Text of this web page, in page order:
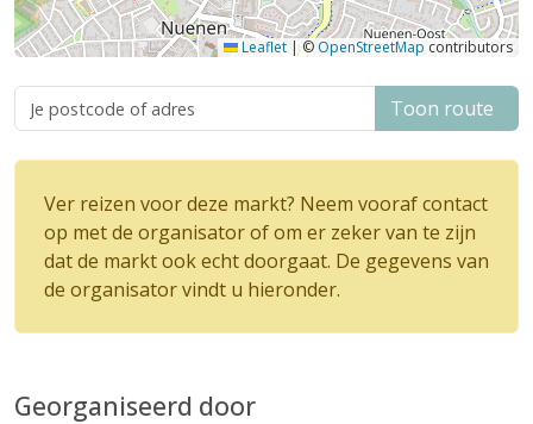
Leaflet|©OpenStreetMap contributors
Toon route
Ver reizen voor deze markt? Neem vooraf contact
op met de organisator of om er zeker van te zijn
dat de markt ook echt doorgaat. De gegevens van
de organisator vindt u hieronder.
Georganiseerd door